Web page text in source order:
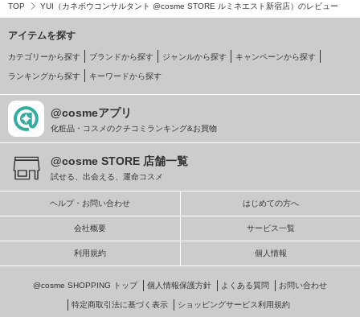
TOP YUI（カネボウコンサルタント @cosme STORE ルミネエスト新宿店）のレビュー
アイテムを探す
カテゴリーから探す ブランドから探す ジャンルから探す キャンペーンから探す
ランキングから探す キーワードから探す
@cosmeアプリ
化粧品・コスメのクチコミランキング&お買物
@cosme STORE 店舗一覧
試せる、出会える、運命コスメ
ヘルプ・お問い合わせ はじめての方へ
会社概要 サービス一覧
利用規約 個人情報
@cosme SHOPPING トップ 個人情報保護方針 よくある質問 お問い合わせ
特定商取引法に基づく表示 ショッピングサービス利用規約